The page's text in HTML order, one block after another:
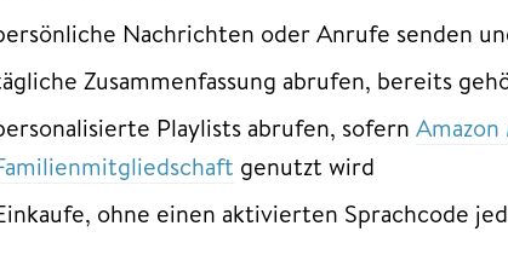
Nachrichten oder Anrufe senden
Zusammenfassung abrufen, bereits
Playlists abrufen, sofern
genutzt wird
ohne einen aktivierten Sprachcode